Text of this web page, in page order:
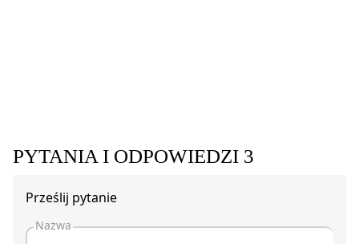
PYTANIA I ODPOWIEDZI 3
Prześlij pytanie